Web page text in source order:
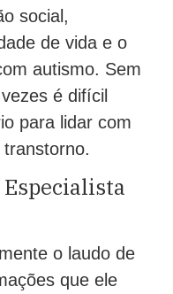
social,
de vida e o
autismo. Sem
é difícil
para lidar com
o laudo de
que ele